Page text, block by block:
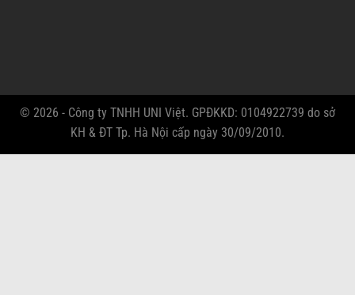
© 2026 - Công ty TNHH UNI Việt. GPĐKKD: 0104922739 do sở
KH & ĐT Tp. Hà Nội cấp ngày 30/09/2010.